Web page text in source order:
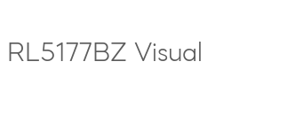
RL5177BZ Visual